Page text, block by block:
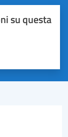
su questa